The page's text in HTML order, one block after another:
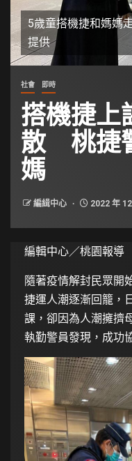
5歲童搭機捷和媽媽
提供
社會 即時
搭機捷上
散 桃捷
媽
編緝中心 2022 年
編輯中心／桃園報導
隨著疫情解封民眾開
捷運人潮逐漸回籠，
課，卻因為人潮擁擠
執勤警員發現，成功